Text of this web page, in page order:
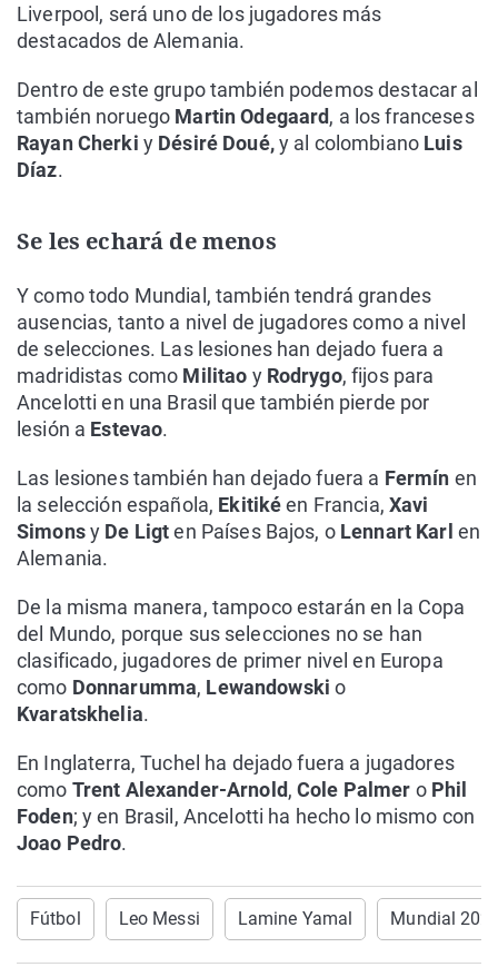
Liverpool, será uno de los jugadores más
destacados de Alemania.
Dentro de este grupo también podemos destacar al
también noruego Martin Odegaard, a los franceses
Rayan Cherki y Désiré Doué,y al colombiano Luis
Díaz.
Se les echará de menos
Y como todo Mundial, también tendrá grandes
ausencias, tanto a nivel de jugadores como a nivel
de selecciones. Las lesiones han dejado fuera a
madridistas como Militao y Rodrygo, fijos para
Ancelotti en una Brasil que también pierde por
lesión a Estevao.
Las lesiones también han dejado fuera a Fermín en
la selección española, Ekitikéen Francia,Xavi
Simonsy De Ligten Países Bajos, oLennart Karl en
Alemania.
De la misma manera, tampoco estarán en la Copa
del Mundo, porque sus selecciones no se han
clasificado, jugadores de primer nivel en Europa
como Donnarumma, Lewandowskio
Kvaratskhelia.
En Inglaterra, Tuchel ha dejado fuera a jugadores
como Trent Alexander-Arnold,Cole Palmer o Phil
Foden; y en Brasil, Ancelotti ha hecho lo mismo con
Joao Pedro.
Fútbol Leo Messi Lamine Yamal Mundial